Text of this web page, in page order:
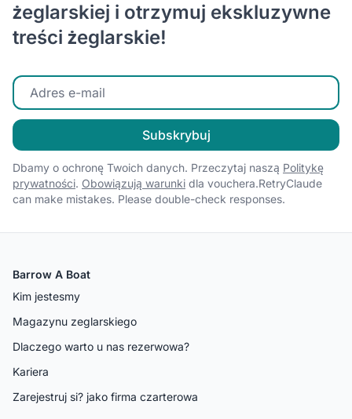
żeglarskiej i otrzymuj ekskluzywne
treści żeglarskie!
Wprowadź swój adres e-mail
Subskrybuj
Dbamy o ochronę Twoich danych. Przeczytaj naszą Politykę
prywatności. Obowiązują warunki dla vouchera.RetryClaude
can make mistakes. Please double-check responses.
Barrow A Boat
Kim jestesmy
Magazynu zeglarskiego
Dlaczego warto u nas rezerwowa?
Kariera
Zarejestruj si? jako firma czarterowa